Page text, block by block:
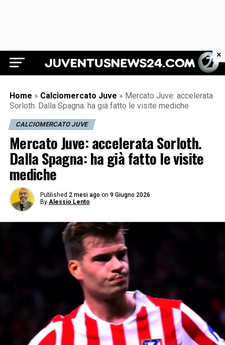
Juventus News 24
Home » Calciomercato Juve » Mercato Juve: accelerata
Sorloth. Dalla Spagna: ha già fatto le visite mediche
CALCIOMERCATO JUVE
Mercato Juve: accelerata Sorloth.
Dalla Spagna: ha già fatto le visite
mediche
Published 2 mesi ago on 9 Giugno 2026
By Alessio Lento
×